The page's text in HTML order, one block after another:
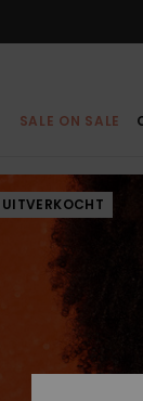
SALE ON SALE
UITVERKOCHT